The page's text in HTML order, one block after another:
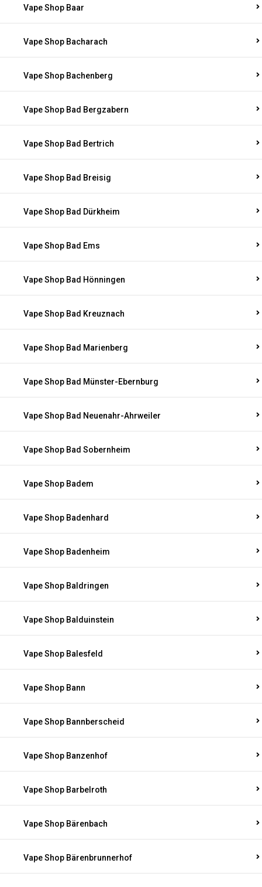
Vape Shop Baar
Vape Shop Bacharach
Vape Shop Bachenberg
Vape Shop Bad Bergzabern
Vape Shop Bad Bertrich
Vape Shop Bad Breisig
Vape Shop Bad Dürkheim
Vape Shop Bad Ems
Vape Shop Bad Hönningen
Vape Shop Bad Kreuznach
Vape Shop Bad Marienberg
Vape Shop Bad Münster-Ebernburg
Vape Shop Bad Neuenahr-Ahrweiler
Vape Shop Bad Sobernheim
Vape Shop Badem
Vape Shop Badenhard
Vape Shop Badenheim
Vape Shop Baldringen
Vape Shop Balduinstein
Vape Shop Balesfeld
Vape Shop Bann
Vape Shop Bannberscheid
Vape Shop Banzenhof
Vape Shop Barbelroth
Vape Shop Bärenbach
Vape Shop Bärenbrunnerhof